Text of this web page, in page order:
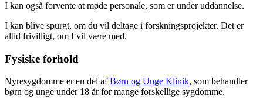
I kan også forvente at møde personale, som er under uddannelse.
I kan blive spurgt, om du vil deltage i forskningsprojekter. Det er
altid frivilligt, om I vil være med.
Fysiske forhold
Nyresygdomme er en del afBørn og Unge Klinik, som behandler
børn og unge under 18 år for mange forskellige sygdomme.